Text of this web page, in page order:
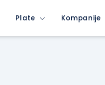
Plate Kompanije